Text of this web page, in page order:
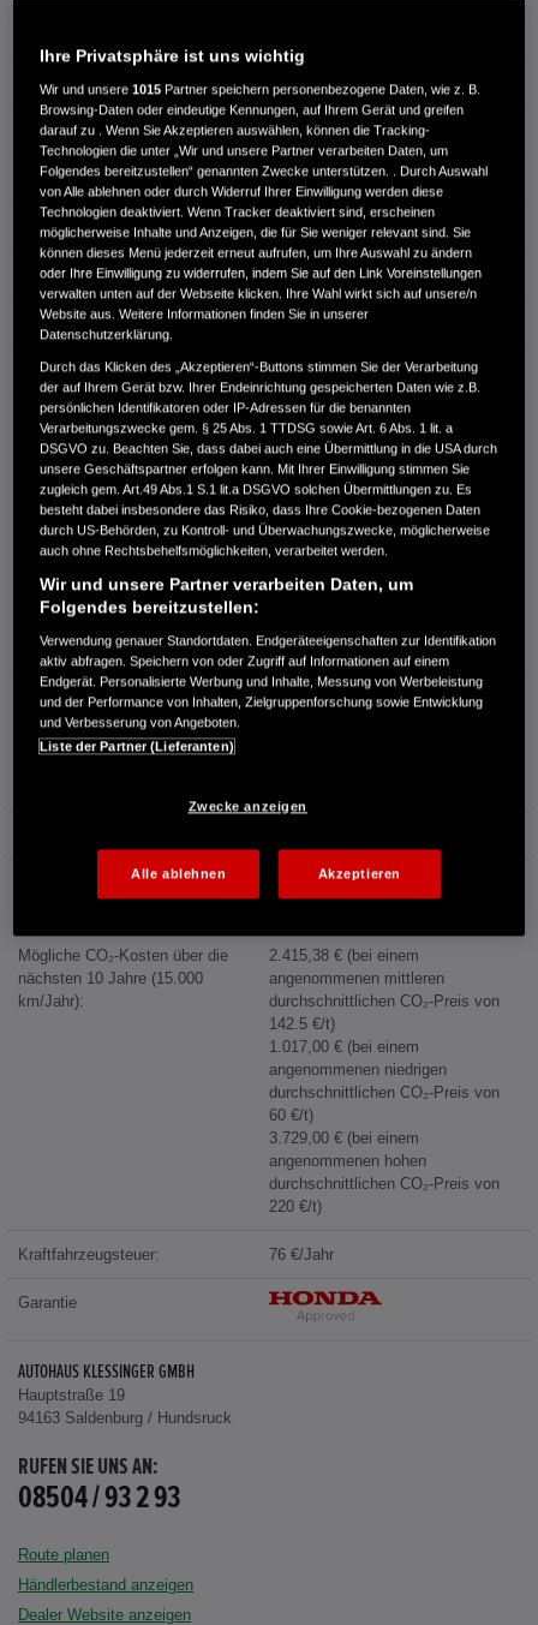
Türen
Leistung 135 kW / 184 PS
Hubraum 1.993 cm³
Erstzulassung 06.2025
Bauart Limousine
Energieverbrauch kombiniert: 5,0 l/100km
CO₂-Emissionen kombiniert: 113 g/km
CO₂-Klasse: C
Emissionen des neuen PKW
Kraftstoffverbrauch:
5,0 l/100km (kombiniert)
Energiekosten bei 15.000 km
Mögliche CO₂-Kosten über die
nächsten 10 Jahre (15.000
km/Jahr):
2.415,38 € (bei einem
angenommenen mittleren
durchschnittlichen CO₂-Preis von
142.5 €/t)
1.017,00 € (bei einem
angenommenen niedrigen
durchschnittlichen CO₂-Preis von
60 €/t)
3.729,00 € (bei einem
angenommenen hohen
durchschnittlichen CO₂-Preis von
220 €/t)
Kraftfahrzeugsteuer: 76 €/Jahr
Garantie
AUTOHAUS KLESSINGER GMBH
Hauptstraße 19
94163 Saldenburg / Hundsruck
RUFEN SIE UNS AN:
08504 / 93 2 93
Route planen
Händlerbestand anzeigen
Dealer Website anzeigen
Ihre Privatsphäre ist uns wichtig
Wir und unsere1015 Partner speichern personenbezogene Daten, wie z. B.
Browsing-Daten oder eindeutige Kennungen, auf Ihrem Gerät und greifen
darauf zu . Wenn Sie Akzeptieren auswählen, können die Tracking-
Technologien die unter „Wir und unsere Partner verarbeiten Daten, um
Folgendes bereitzustellen“ genannten Zwecke unterstützen. . Durch Auswahl
von Alle ablehnen oder durch Widerruf Ihrer Einwilligung werden diese
Technologien deaktiviert. Wenn Tracker deaktiviert sind, erscheinen
möglicherweise Inhalte und Anzeigen, die für Sie weniger relevant sind. Sie
können dieses Menü jederzeit erneut aufrufen, um Ihre Auswahl zu ändern
oder Ihre Einwilligung zu widerrufen, indem Sie auf den Link Voreinstellungen
verwalten unten auf der Webseite klicken. Ihre Wahl wirkt sich auf unsere/n
Website aus. Weitere Informationen finden Sie in unserer
Datenschutzerklärung.
Durch das Klicken des „Akzeptieren“-Buttons stimmen Sie der Verarbeitung
der auf Ihrem Gerät bzw. Ihrer Endeinrichtung gespeicherten Daten wie z.B.
persönlichen Identifikatoren oder IP-Adressen für die benannten
Verarbeitungszwecke gem. § 25 Abs. 1 TTDSG sowie Art. 6 Abs. 1 lit. a
DSGVO zu. Beachten Sie, dass dabei auch eine Übermittlung in die USA durch
unsere Geschäftspartner erfolgen kann. Mit Ihrer Einwilligung stimmen Sie
zugleich gem. Art.49 Abs.1 S.1 lit.a DSGVO solchen Übermittlungen zu. Es
besteht dabei insbesondere das Risiko, dass Ihre Cookie-bezogenen Daten
durch US-Behörden, zu Kontroll- und Überwachungszwecke, möglicherweise
auch ohne Rechtsbehelfsmöglichkeiten, verarbeitet werden.
Wir und unsere Partner verarbeiten Daten, um
Folgendes bereitzustellen:
Verwendung genauer Standortdaten. Endgeräteeigenschaften zur Identifikation
aktiv abfragen. Speichern von oder Zugriff auf Informationen auf einem
Endgerät. Personalisierte Werbung und Inhalte, Messung von Werbeleistung
und der Performance von Inhalten, Zielgruppenforschung sowie Entwicklung
und Verbesserung von Angeboten.
Liste der Partner (Lieferanten)
Zwecke anzeigen
Alle ablehnen Akzeptieren